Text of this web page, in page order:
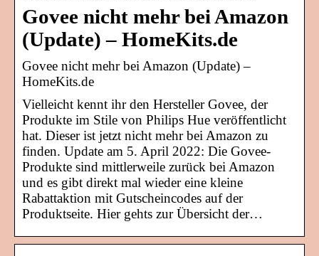
Govee nicht mehr bei Amazon
(Update) – HomeKits.de
Govee nicht mehr bei Amazon (Update) –
HomeKits.de
Vielleicht kennt ihr den Hersteller Govee, der
Produkte im Stile von Philips Hue veröffentlicht
hat. Dieser ist jetzt nicht mehr bei Amazon zu
finden. Update am 5. April 2022: Die Govee-
Produkte sind mittlerweile zurück bei Amazon
und es gibt direkt mal wieder eine kleine
Rabattaktion mit Gutscheincodes auf der
Produktseite. Hier gehts zur Übersicht der…